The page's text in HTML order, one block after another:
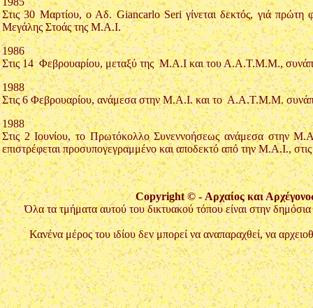
Στις 30 Μαρτίου, ο Αδ. Giancarlo Seri γίνεται δεκτός, γιά
Μεγάλης Στοάς της Μ.Α.Ι.
1986
Στις 14 Φεβρουαρίου, μεταξύ της Μ.Α.Ι και του Α.Α.Τ.Μ.Μ.,
1988
Στις 6 Φεβρουαρίου, ανάμεσα στην Μ.Α.Ι. και το Α.Α.Τ.Μ.Μ.
1988
Στις 2 Ιουνίου, το Πρωτόκολλο Συνεννοήσεως ανάμεσα στην
επιστρέφεται προσυπογεγραμμένο και αποδεκτό από την Μ.Α.Ι.,
Copyright © - Αρχαίος και
Όλα τα τμήματα αυτού του δικτυακού τόπου είναι στην
Κανένα μέρος του ιδίου δεν μπορεί να αναπαραχθεί, να